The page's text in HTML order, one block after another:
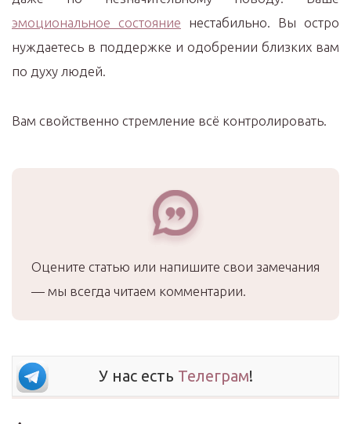
эмоциональное состояние нестабильно. Вы остро
нуждаетесь в поддержке и одобрении близких вам
по духу людей.
Вам свойственно стремление всё контролировать.
Оцените статью или напишите свои замечания
— мы всегда читаем комментарии.
У нас есть Телеграм!